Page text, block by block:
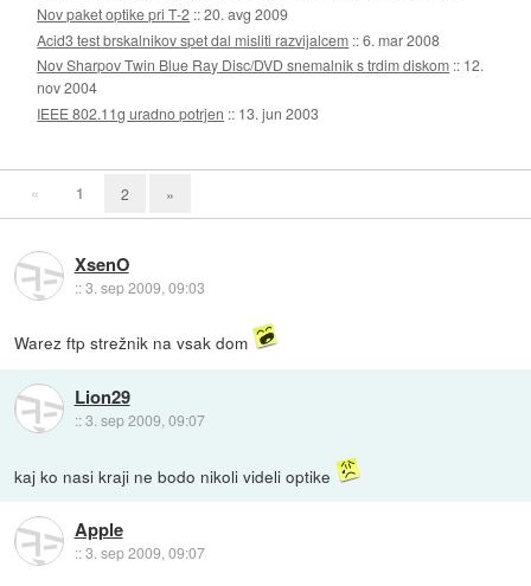
Nov paket optike pri T-2 ::20. avg 2009
Acid3 test brskalnikov spet dal misliti razvijalcem ::6. mar 2008
Nov Sharpov Twin Blue Ray Disc/DVD snemalnik s trdim diskom :: 12.
nov 2004
IEEE 802.11g uradno potrjen :: 13. jun 2003
« 1 2 »
XsenO
::3. sep 2009, 09:03
Warez ftp strežnik na vsak dom
Lion29
::3. sep 2009, 09:07
kaj ko nasi kraji ne bodo nikoli videli optike
Apple
::3. sep 2009, 09:07